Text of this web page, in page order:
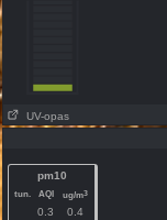
UV-opas
pm10
tun. AQI ug/m3
0.3 0.4